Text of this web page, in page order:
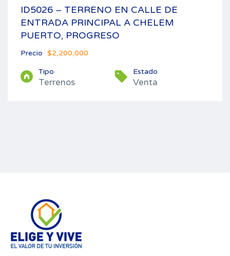
ID5026 – TERRENO EN CALLE DE
ENTRADA PRINCIPAL A CHELEM
PUERTO, PROGRESO
Precio $2,200,000
Tipo
Terrenos
Estado
Venta